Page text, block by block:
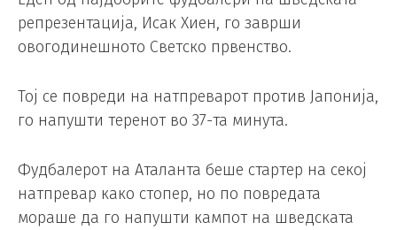
репрезентација, Исак Хиен, го заврши
овогодинешното Светско првенство.
Тој се повреди на натпреварот против Јапонија,
го напушти теренот во 37-та минута.
Фудбалерот на Аталанта беше стартер на секој
натпревар како стопер, но по повредата
мораше да го напушти кампот на шведската